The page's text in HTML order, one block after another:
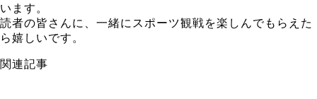
います。
読者の皆さんに、一緒にスポーツ観戦を楽しんでもらえた
ら嬉しいです。
関連記事